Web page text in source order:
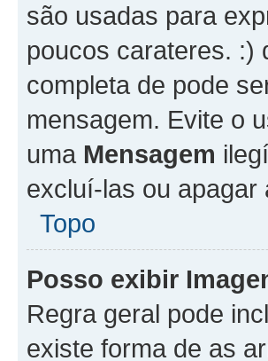
são usadas para
poucos carateres. :)
completa de pode
mensagem. Evite o
uma Mensagem
excluí-las ou apagar
Topo
Posso exibir
Regra geral pode
existe forma de as